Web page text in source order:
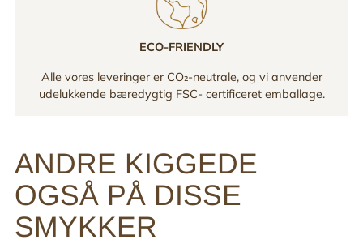
ECO-FRIENDLY
Alle vores leveringer er CO₂-neutrale, og vi anvender
udelukkende bæredygtig FSC- certificeret emballage.
ANDRE KIGGEDE
OGSÅ PÅ DISSE
SMYKKER